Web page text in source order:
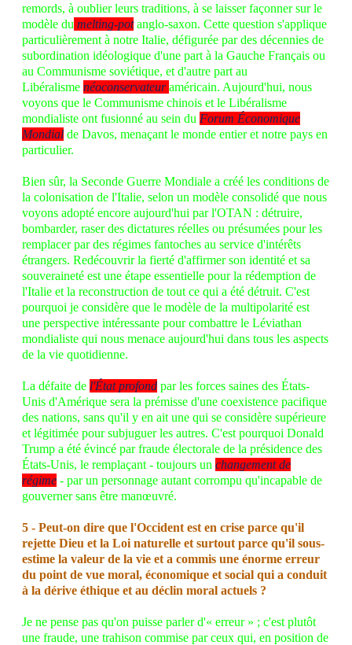
remords, à oublier leurs traditions, à se laisser façonner sur le
modèle du melting-potanglo-saxon. Cette question s'applique
particulièrement à notre Italie, défigurée par des décennies de
subordination idéologique d'une part à la Gauche Français ou
au Communisme soviétique, et d'autre part au
Libéralisme néoconservateur américain. Aujourd'hui, nous
voyons que le Communisme chinois et le Libéralisme
mondialiste ont fusionné au sein du Forum Économique
Mondial de Davos, menaçant le monde entier et notre pays en
particulier.
Bien sûr, la Seconde Guerre Mondiale a créé les conditions de
la colonisation de l'Italie, selon un modèle consolidé que nous
voyons adopté encore aujourd'hui par l'OTAN : détruire,
bombarder, raser des dictatures réelles ou présumées pour les
remplacer par des régimes fantoches au service d'intérêts
étrangers. Redécouvrir la fierté d'affirmer son identité et sa
souveraineté est une étape essentielle pour la rédemption de
l'Italie et la reconstruction de tout ce qui a été détruit. C'est
pourquoi je considère que le modèle de la multipolarité est
une perspective intéressante pour combattre le Léviathan
mondialiste qui nous menace aujourd'hui dans tous les aspects
de la vie quotidienne.
La défaite de l'État profond par les forces saines des États-
Unis d'Amérique sera la prémisse d'une coexistence pacifique
des nations, sans qu'il y en ait une qui se considère supérieure
et légitimée pour subjuguer les autres. C'est pourquoi Donald
Trump a été évincé par fraude électorale de la présidence des
États-Unis, le remplaçant - toujours un changement de
régime - par un personnage autant corrompu qu'incapable de
gouverner sans être manœuvré.
5 - Peut-on dire que l'Occident est en crise parce qu'il
rejette Dieu et la Loi naturelle et surtout parce qu'il sous-
estime la valeur de la vie et a commis une énorme erreur
du point de vue moral, économique et social qui a conduit
à la dérive éthique et au déclin moral actuels ?
Je ne pense pas qu'on puisse parler d'« erreur » ; c'est plutôt
une fraude, une trahison commise par ceux qui, en position de